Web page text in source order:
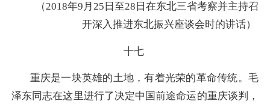
（2018年9月25日至28日在东北三省考察并主持召
开深入推进东北振兴座谈会时的讲话）
十七
重庆是一块英雄的土地，有着光荣的革命传统。毛
泽东同志在这里进行了决定中国前途命运的重庆谈判，